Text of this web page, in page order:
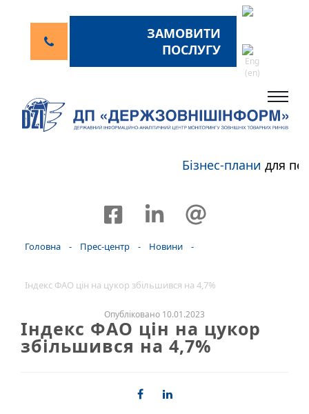
ЗАМОВИТИ
ПОСЛУГУ
Бізнес-планидля
Головна - Прес-центр - Новини -
Індекс ФАО цін на цукор збільшився на 4,7%
Опубліковано 10.01.2023
Індекс ФАО цін на цукор
збільшився на 4,7%